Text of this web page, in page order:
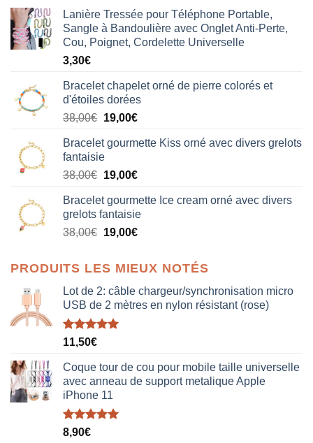
Lanière Tressée pour Téléphone Portable,
Sangle à Bandoulière avec Onglet Anti-Perte,
Cou, Poignet, Cordelette Universelle
3,30€
Bracelet chapelet orné de pierre colorés et
d'étoiles dorées
38,00€ Le
initial
était :
38,00€.
19,00€Le
actuel
19,00€.
Bracelet gourmette Kiss orné avec divers grelots
fantaisie
38,00€ Le
initial
était :
38,00€.
19,00€Le
actuel
est :
19,00€.
Bracelet gourmette Ice cream orné avec divers
grelots fantaisie
38,00€ Le
était :
38,00€.
19,00€Le
est :
19,00€.
PRODUITS LES MIEUX NOTÉS
Lot de 2: câble chargeur/synchronisation micro
USB de 2 mètres en nylon résistant (rose)
Note5.00
11,50€
Coque tour de cou pour mobile taille universelle
avec anneau de support metalique Apple
iPhone 11
Note5.00
8,90€